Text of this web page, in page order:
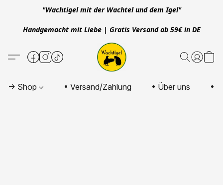
"Wachtigel mit der Wachtel und dem Igel"
Handgemacht mit Liebe | Gratis Versand ab 59€ in DE
-> Shop • Versand/Zahlung • Über uns •